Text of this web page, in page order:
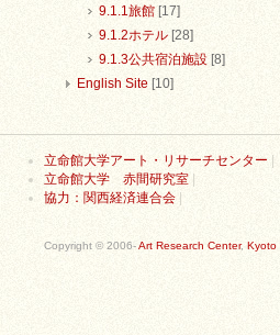
9.1.1旅館 [17]
9.1.2ホテル [28]
9.1.3公共宿泊施設 [8]
English Site [10]
立命館大学アート・リサーチセンター
立命館大学 赤間研究室
協力：関西経済連合会
Copyright © 2006-Art Research Center, Kyoto